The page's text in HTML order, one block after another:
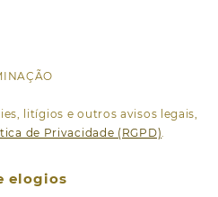
litígios e outros avisos legais,
de Privacidade (RGPD)
elogios